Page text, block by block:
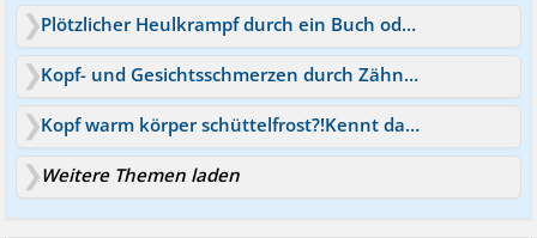
Plötzlicher Heulkrampf durch ein Buch oder Film?
Kopf- und Gesichtsschmerzen durch Zähneknirschen?
Kopf warm körper schüttelfrost?!Kennt das jemand?
Weitere Themen laden